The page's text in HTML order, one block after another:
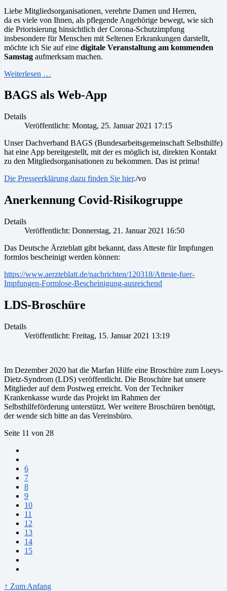
Liebe Mitgliedsorganisationen, verehrte Damen und Herren,
da es viele von Ihnen, als pflegende Angehörige bewegt, wie sich
die Priorisierung hinsichtlich der Corona-Schutzimpfung
insbesondere für Menschen mit Seltenen Erkrankungen darstellt,
möchte ich Sie auf eine digitale Veranstaltung am kommenden
Samstag aufmerksam machen.
Weiterlesen …
BAGS als Web-App
Details
Veröffentlicht: Montag, 25. Januar 2021 17:15
Unser Dachverband BAGS (Bundesarbeitsgemeinschaft Selbsthilfe)
hat eine App bereitgestellt, mit der es möglich ist, direkten Kontakt
zu den Mitgliedsorganisationen zu bekommen. Das ist prima!
Die Presseerklärung dazu finden Sie hier./vo
Anerkennung Covid-Risikogruppe
Details
Veröffentlicht: Donnerstag, 21. Januar 2021 16:50
Das Deutsche Ärzteblatt gibt bekannt, dass Atteste für Impfungen
formlos bescheinigt werden können:
https://www.aerzteblatt.de/nachrichten/120318/Atteste-fuer-
Impfungen-Formlose-Bescheinigung-ausreichend
LDS-Broschüre
Details
Veröffentlicht: Freitag, 15. Januar 2021 13:19
Im Dezember 2020 hat die Marfan Hilfe eine Broschüre zum Loeys-
Dietz-Syndrom (LDS) veröffentlicht. Die Broschüre hat unsere
Mitglieder auf dem Postweg erreicht. Von der Techniker
Krankenkasse wurde das Projekt im Rahmen der
Selbsthilfeförderung unterstützt. Wer weitere Broschüren benötigt,
der wende sich bitte an das Vereinsbüro.
Seite 11 von 28
6
7
8
9
10
11
12
13
14
15
↑ Zum Anfang